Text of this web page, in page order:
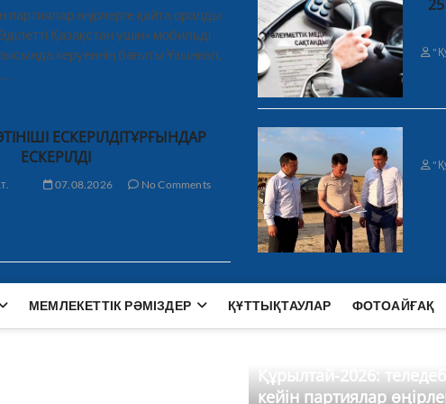
өңірлерге қайта оралды
Қазақстан үшін» мобильді
керуеннің бағыты Ұзынкөл,
ЕСКЕРІЛДІТҰРҒЫНДАР
ЕСКЕРІЛДІ
07.08.2026 No Comments
МЕМЛЕКЕТТІК РӘМІЗДЕР ҚҰТТЫҚТАУЛАР ФОТОАЙҒАҚ
Құрылтай-2026:
кейін партиялар